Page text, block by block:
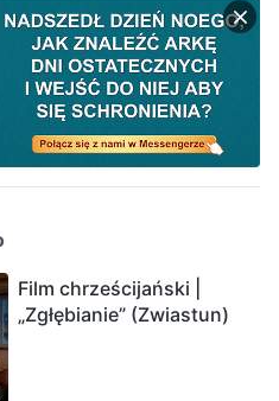
Film chrześcijański |
„Zgłębianie” (Zwiastun)